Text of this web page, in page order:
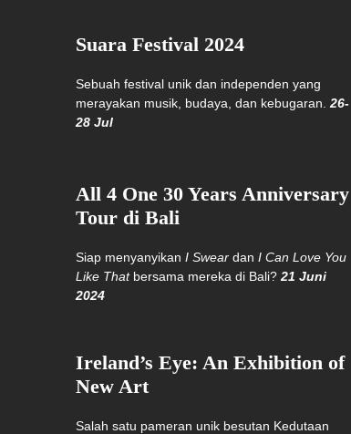
Suara Festival 2024
Sebuah festival unik dan independen yang
merayakan musik, budaya, dan kebugaran.26-
28 Jul
All 4 One 30 Years Anniversary
Tour di Bali
Siap menyanyikanI Swear danI Can Love You
Like Thatbersama mereka di Bali?21 Juni
2024
Ireland’s Eye: An Exhibition of
New Art
Salah satu pameran unik besutan Kedutaan